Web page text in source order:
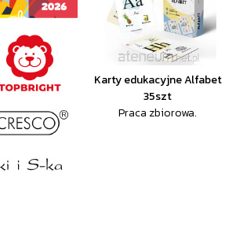
Karty edukacyjne Alfabet
35szt
Praca zbiorowa.